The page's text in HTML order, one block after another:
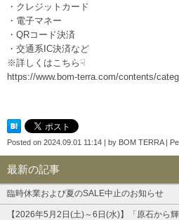
・クレジットカード
・電子マネー
・QRコード決済
・交通系IC決済など
※詳しくはこちら☟
https://www.bom-terra.com/contents/
Posted on 2024.09.01 11:14 | by BOM TERRA|
最新の記事
臨時休業および夏のSALE中止のお知らせ
【2026年5月2日(土)～6日(水)】「原石から